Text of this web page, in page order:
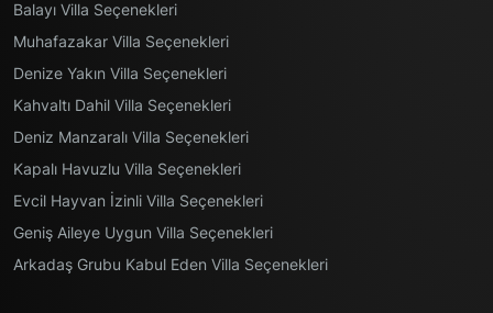
Balayı Villa Seçenekleri
Muhafazakar Villa Seçenekleri
Denize Yakın Villa Seçenekleri
Kahvaltı Dahil Villa Seçenekleri
Deniz Manzaralı Villa Seçenekleri
Kapalı Havuzlu Villa Seçenekleri
Evcil Hayvan İzinli Villa Seçenekleri
Geniş Aileye Uygun Villa Seçenekleri
Arkadaş Grubu Kabul Eden Villa Seçenekleri